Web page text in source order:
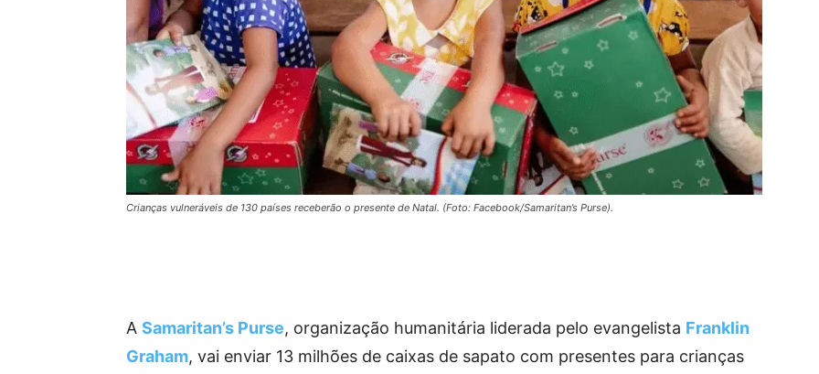
Crianças vulneráveis de 130 países receberão o presente de Natal. (Foto: Facebook/Samaritan’s Purse).
A Samaritan’s Purse, organização humanitária liderada pelo evangelista Franklin
Graham, vai enviar 13 milhões de caixas de sapato com presentes para crianças